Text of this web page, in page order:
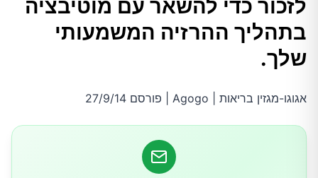
קבעו לעצמכם מטרות הגיוניות וחגגו אותם
דעו את אבני הדרך שלכם
לזכור כדי להשאר עם מוטיבציה
בתהליך ההרזיה המשמעותי
שלך.
אגוגו-מגזין בריאות | Agogo | פורסם 27/9/14